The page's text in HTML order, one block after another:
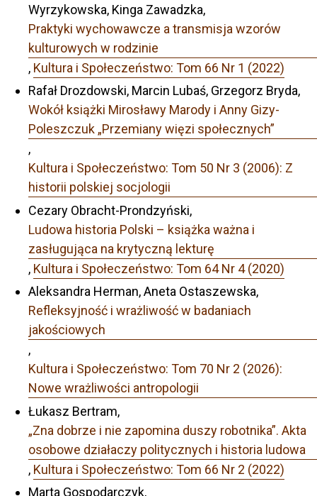
Wyrzykowska, Kinga Zawadzka,
Praktyki wychowawcze a transmisja wzorów
kulturowych w rodzinie
, Kultura i Społeczeństwo: Tom 66 Nr 1 (2022)
Rafał Drozdowski, Marcin Lubaś, Grzegorz Bryda,
Wokół książki Mirosławy Marody i Anny Gizy-
Poleszczuk „Przemiany więzi społecznych”
,
Kultura i Społeczeństwo: Tom 50 Nr 3 (2006): Z
historii polskiej socjologii
Cezary Obracht-Prondzyński,
Ludowa historia Polski – książka ważna i
zasługująca na krytyczną lekturę
, Kultura i Społeczeństwo: Tom 64 Nr 4 (2020)
Aleksandra Herman, Aneta Ostaszewska,
Refleksyjność i wrażliwość w badaniach
jakościowych
,
Kultura i Społeczeństwo: Tom 70 Nr 2 (2026):
Nowe wrażliwości antropologii
Łukasz Bertram,
„Zna dobrze i nie zapomina duszy robotnika”. Akta
osobowe działaczy politycznych i historia ludowa
, Kultura i Społeczeństwo: Tom 66 Nr 2 (2022)
Marta Gospodarczyk,